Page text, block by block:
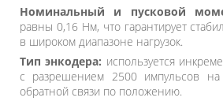
Номинальный и пусковой
равны 0,16 Нм, что гарантирует
в широком диапазоне нагрузок.
Тип энкодера: используется
с разрешением 2500 импульсов
обратной связи по положению.